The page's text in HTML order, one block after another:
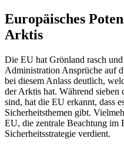
Europäisches
Arktis
Die EU hat Grönland rasch
Administration Ansprüche auf
bei diesem Anlass deutlich,
der Arktis hat. Während sieben
sind, hat die EU erkannt, dass
Sicherheitsthemen gibt.
EU, die zen­trale Beachtung im
Sicherheitsstrategie verdient.